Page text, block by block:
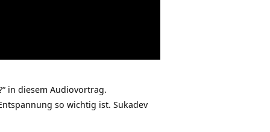
in diesem Audiovortrag.
so wichtig ist. Sukadev